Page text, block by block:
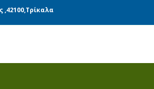
ΜΕΤΑΦΟΡΙΚΉ